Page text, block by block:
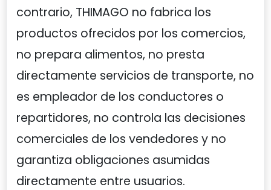
contrario, THIMAGO no fabrica los
productos ofrecidos por los comercios,
no prepara alimentos, no presta
directamente servicios de transporte, no
es empleador de los conductores o
repartidores, no controla las decisiones
comerciales de los vendedores y no
garantiza obligaciones asumidas
directamente entre usuarios.